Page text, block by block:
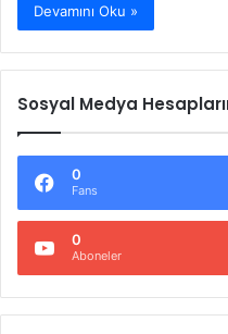
Devamını Oku »
Sosyal Medya
0
Fans
0
Aboneler